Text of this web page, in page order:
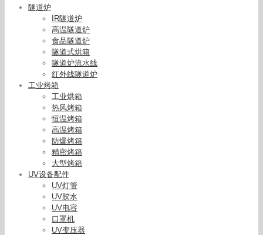
隧道炉
IR隧道炉
高温隧道炉
食品隧道炉
隧道式烘箱
隧道炉流水线
红外线隧道炉
工业烤箱
工业烘箱
热风烤箱
恒温烤箱
高温烤箱
防爆烤箱
精密烤箱
大型烤箱
UV设备配件
UV灯管
UV胶水
UV电容
口罩机
UV变压器
USHIO牛尾SP-7/9UV光源固化机配套用,四分支石